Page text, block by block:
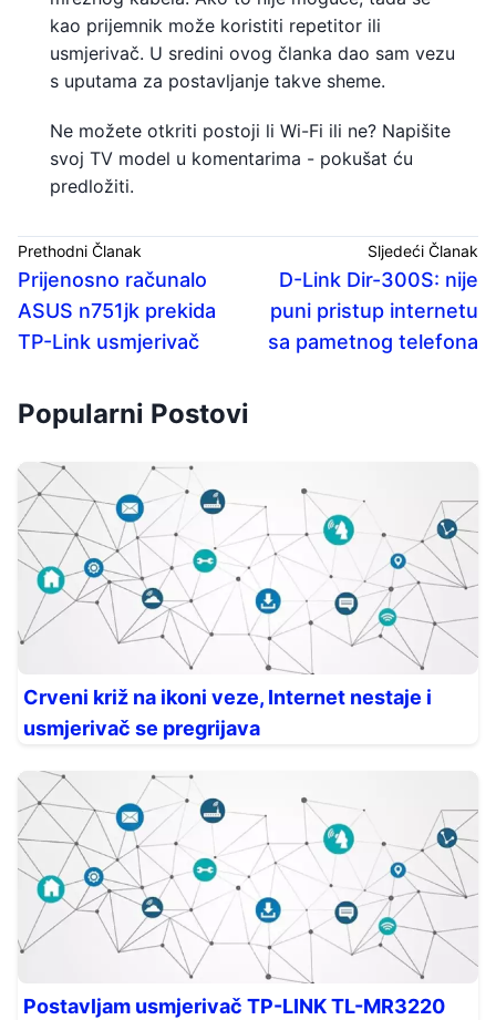
kao prijemnik može koristiti repetitor ili
usmjerivač. U sredini ovog članka dao sam vezu
s uputama za postavljanje takve sheme.
Ne možete otkriti postoji li Wi-Fi ili ne? Napišite
svoj TV model u komentarima - pokušat ću
predložiti.
Prethodni Članak
Prijenosno računalo
ASUS n751jk prekida
TP-Link usmjerivač
Sljedeći Članak
D-Link Dir-300S: nije
puni pristup internetu
sa pametnog telefona
Popularni Postovi
Crveni križ na ikoni veze, Internet nestaje i
usmjerivač se pregrijava
Postavljam usmjerivač TP-LINK TL-MR3220